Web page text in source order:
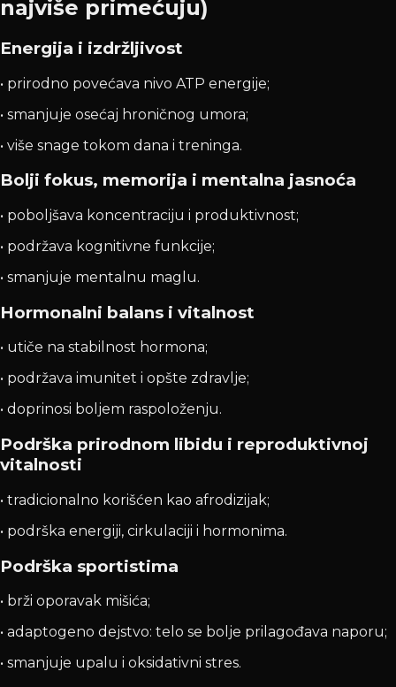
najviše primećuju)
Energija i izdržljivost
• prirodno povećava nivo ATP energije;
• smanjuje osećaj hroničnog umora;
• više snage tokom dana i treninga.
Bolji fokus, memorija i mentalna jasnoća
• poboljšava koncentraciju i produktivnost;
• podržava kognitivne funkcije;
• smanjuje mentalnu maglu.
Hormonalni balans i vitalnost
• utiče na stabilnost hormona;
• podržava imunitet i opšte zdravlje;
• doprinosi boljem raspoloženju.
Podrška prirodnom libidu i reproduktivnoj
vitalnosti
• tradicionalno korišćen kao afrodizijak;
• podrška energiji, cirkulaciji i hormonima.
Podrška sportistima
• brži oporavak mišića;
• adaptogeno dejstvo: telo se bolje prilagođava naporu;
• smanjuje upalu i oksidativni stres.